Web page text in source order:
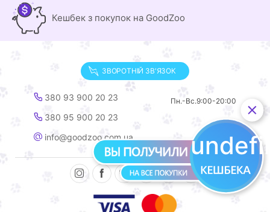
Кешбек з покупок на GoodZoo
ЗВОРОТНІЙ ЗВ'ЯЗОК
380 93 900 20 23
380 95 900 20 23
info@goodzoo.com.ua
Пн.-Вс.9:00-20:00